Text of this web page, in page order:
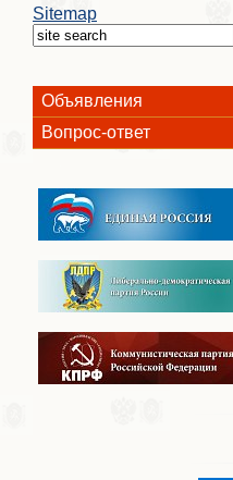
Sitemap
Объявления
Вопрос-ответ